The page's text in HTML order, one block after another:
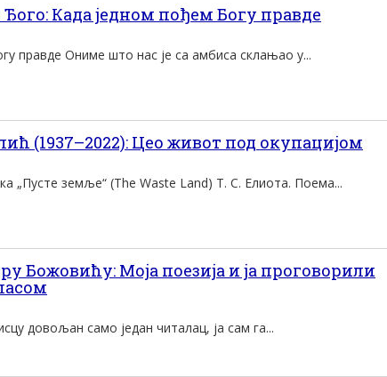
Ђого: Када једном пођем Богу правде
правде Ониме што нас је са амбиса склањао у...
(1937–2022): Цео живот под окупацијом
„Пустe зeмљe“ (The Waste Land) T. С. Eлиoтa. Пoeмa...
Божовићу: Моја поезија и ја проговорили
довољан само један читалац, ја сам га...